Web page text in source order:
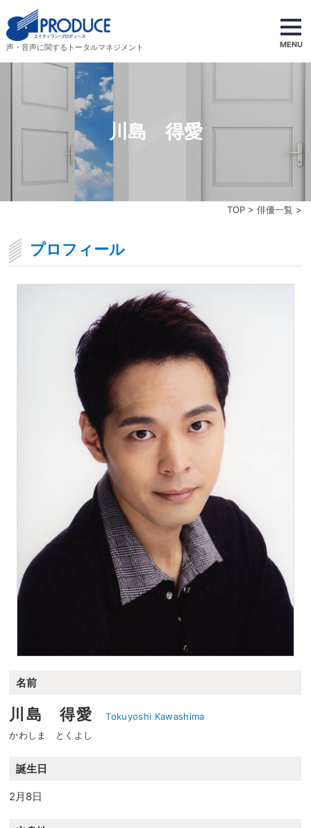
声・音声に関するトータルマネジメント MENU
TOP> 俳優一覧 >
川島 得愛
プロフィール
名前
川島 得愛
Tokuyoshi Kawashima
かわしま とくよし
誕生日
2月8日